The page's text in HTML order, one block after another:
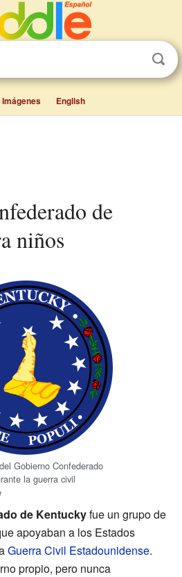
Imágenes English
niños
Gobierno Confederado
la guerra civil
de Kentuckyfue un grupo de
apoyaban a los Estados
Guerra Civil Estadounidense.
propio, pero nunca